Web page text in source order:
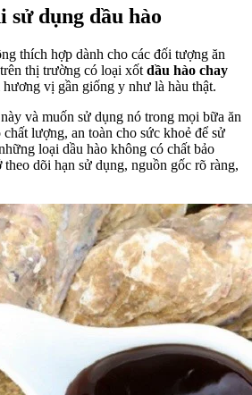
dụng dầu hào
thích hợp dành cho các đối tượng ăn
thị trường có loại xốt dầu hào chay
vị gần giống y như là hàu thật.
và muốn sử dụng nó trong mọi bữa ăn
lượng, an toàn cho sức khoẻ để sử
loại dầu hào không có chất bảo
dõi hạn sử dụng, nguồn gốc rõ ràng,